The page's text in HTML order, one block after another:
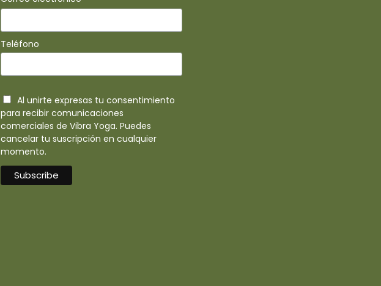
Teléfono
Al unirte expresas tu consentimiento
para recibir comunicaciones
comerciales de Vibra Yoga. Puedes
cancelar tu suscripción en cualquier
momento.